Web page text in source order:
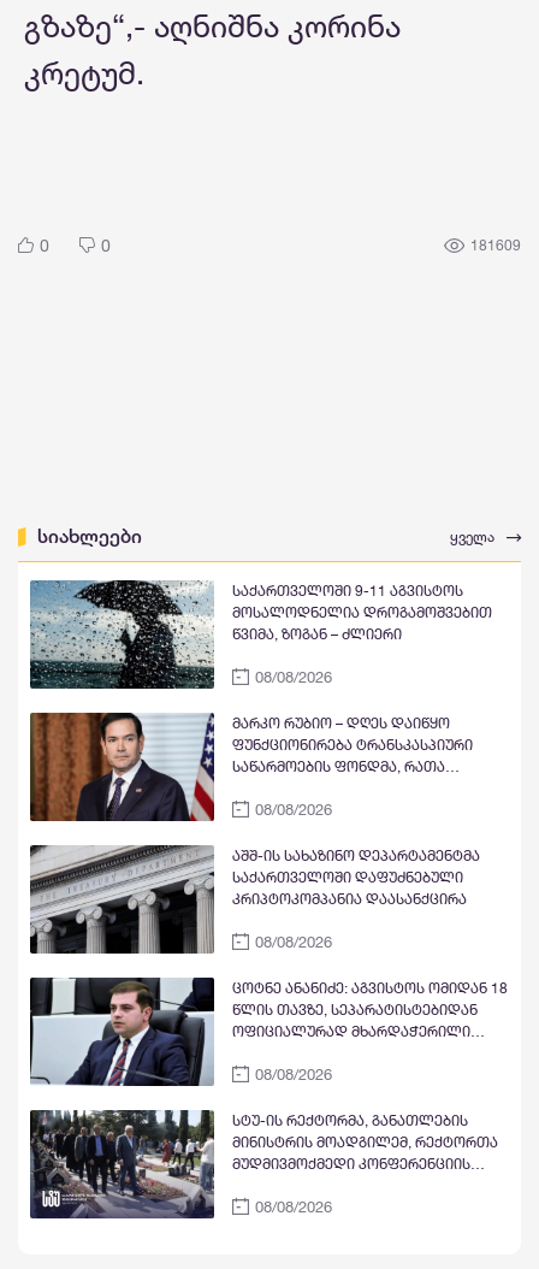
გზაზე“,- აღნიშნა კორინა
კრეტუმ.
0 0 181609
სიახლეები ყველა
საქართველოში 9-11 აგვისტოს
მოსალოდნელია დროგამოშვებით
წვიმა, ზოგან – ძლიერი
08/08/2026
მარკო რუბიო – დღეს დაიწყო
ფუნქციონირება ტრანსკასპიური
საწარმოების ფონდმა, რათა
ინვესტიციები სამხრეთ კავკასიასა
დერეფნის გასწვრივ
08/08/2026
აშშ-ის სახაზინო დეპარტამენტმა
საქართველოში დაფუძნებული
კრიპტოკომპანია დაასანქცირა
08/08/2026
ცოტნე ანანიძე: აგვისტოს ომიდან 18
წლის თავზე, სეპარატისტებიდან
ოფიციალურად მხარდაჭერილი
08/08/2026
სტუ-ის რექტორმა, განათლების
მინისტრის მოადგილემ, რექტორთა
მუდმივმოქმედი კონფერენციის
რექტორებმა და სტუდენტებმა
08/08/2026